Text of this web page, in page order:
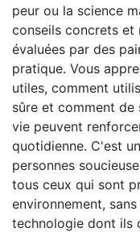
peur ou la science
conseils concrets et
évaluées par des
pratique. Vous
utiles, comment
sûre et comment de
vie peuvent
quotidienne. C'est
personnes
tous ceux qui sont
environnement,
technologie dont ils